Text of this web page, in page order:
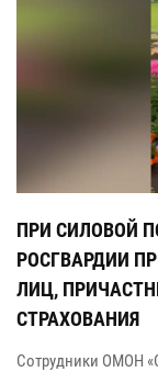
ПРИ СИЛОВОЙ
РОСГВАРДИИ
ЛИЦ,
СТРАХОВАНИЯ
Сотрудники ОМОН